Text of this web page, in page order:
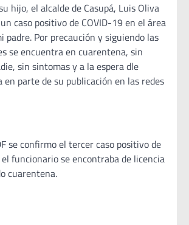
hijo, el alcalde de Casupá, Luis Oliva
caso positivo de COVID-19 en el área
padre. Por precaución y siguiendo las
se encuentra en cuarentena, sin
sin sintomas y a la espera dle
en parte de su publicación en las redes
se confirmo el tercer caso positivo de
funcionario se encontraba de licencia
cuarentena.